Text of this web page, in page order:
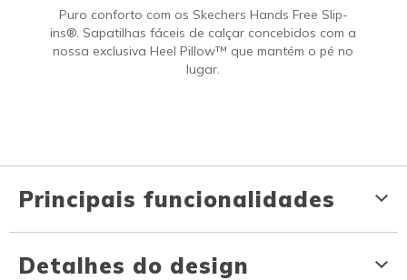
Puro conforto com os Skechers Hands Free Slip-
ins®. Sapatilhas fáceis de calçar concebidos com a
nossa exclusiva Heel Pillow™ que mantém o pé no
lugar.
Principais funcionalidades
Detalhes do design